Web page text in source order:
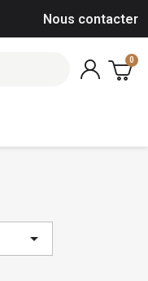
Nous contacter
